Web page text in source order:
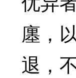
廛，
退，